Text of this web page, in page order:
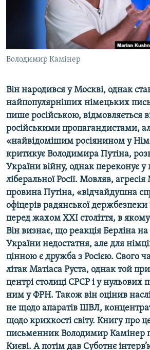
СВІДЧЕННЯ ОКУПАЦІЇ
УКРАЇНСЬКА ПРОБЛЕМА КРИМУ
Qırımtatar
Усі сайти RFE/RL
Володимир Камінер
Він народився у Москві, однак
найпопулярніших німецьких
пише російською, відмовляється
російськими пропагандистами,
«найвідомішим росіянином у
критикує Володимира Путіна,
України війну, однак переконує у
ліберальної Росії. Мовляв,
провина Путіна, «відчайдушна
офіцерів радянської
перед жахом ХХІ століття, в
Він визнає, що реакція Берліна
України недостатня, але для
цінною є дружба з Росією. Свого
літак Матіаса Руста, однак той
центрі столиці СРСР і у нульових
ним у ФРН. Також він оцінив
не щодо апаратів ШВЛ,
щодо крихкості світу. Книгу про
письменник Володимир Камінер
Києві. А потім дав Суботнє